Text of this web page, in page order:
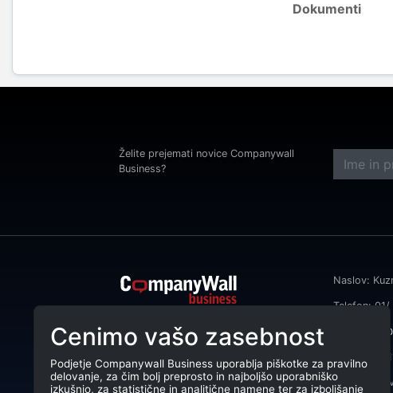
Dokumenti
Želite prejemati novice Companywall
Business?
podjetjem pomaga izboljšati
poslovanje z iskanjem in povezovanjem
strank.
CompanyWall Business © 2026
Naslov:
Telefon:
DŠ:
Matična
Cenimo vašo zasebnost
Podjetje Companywall Business uporablja piškotke za pravilno
delovanje, za čim bolj preprosto in najboljšo uporabniško
izkušnjo, za statistične in analitične namene ter za izboljšanje